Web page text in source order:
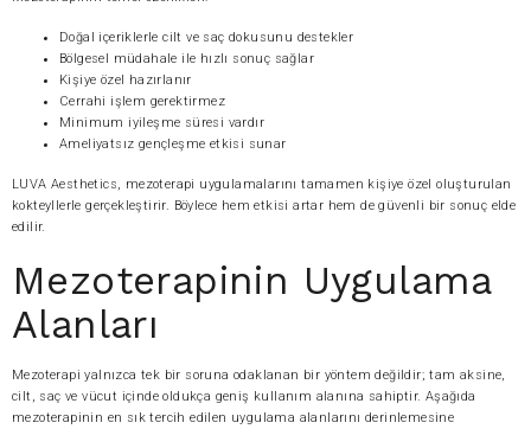
Doğal içeriklerle cilt ve saç dokusunu destekler
Bölgesel müdahale ile hızlı sonuç sağlar
Kişiye özel hazırlanır
Cerrahi işlem gerektirmez
Minimum iyileşme süresi vardır
Ameliyatsız gençleşme etkisi sunar
LUVA Aesthetics, mezoterapi uygulamalarını tamamen kişiye özel oluşturulan
kokteyllerle gerçekleştirir. Böylece hem etkisi artar hem de güvenli bir sonuç elde
edilir.
Mezoterapinin Uygulama
Alanları
Mezoterapi yalnızca tek bir soruna odaklanan bir yöntem değildir; tam aksine,
cilt, saç ve vücut içinde oldukça geniş kullanım alanına sahiptir. Aşağıda
mezoterapinin en sık tercih edilen uygulama alanlarını derinlemesine